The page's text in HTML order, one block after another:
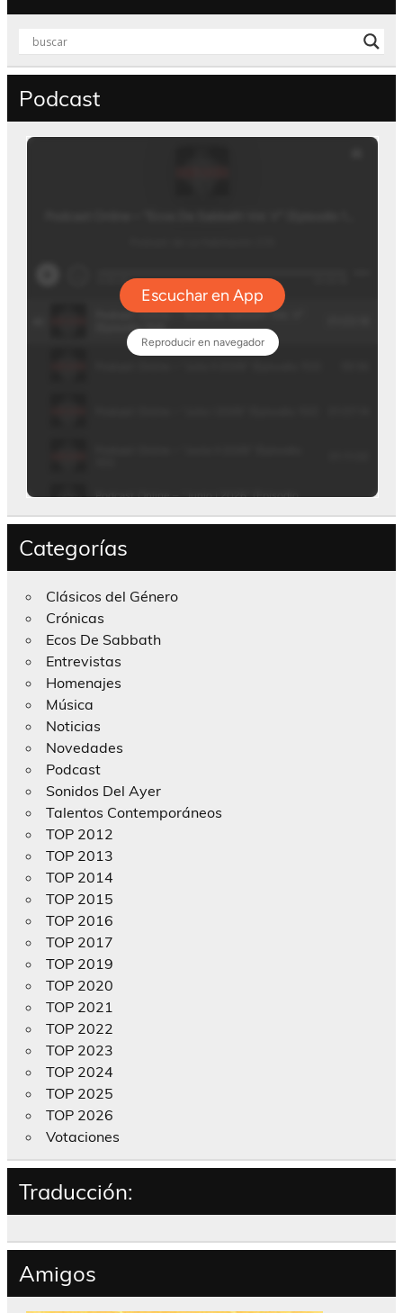
Podcast
Categorías
Clásicos del Género
Crónicas
Ecos De Sabbath
Entrevistas
Homenajes
Música
Noticias
Novedades
Podcast
Sonidos Del Ayer
Talentos Contemporáneos
TOP 2012
TOP 2013
TOP 2014
TOP 2015
TOP 2016
TOP 2017
TOP 2019
TOP 2020
TOP 2021
TOP 2022
TOP 2023
TOP 2024
TOP 2025
TOP 2026
Votaciones
Traducción:
Amigos